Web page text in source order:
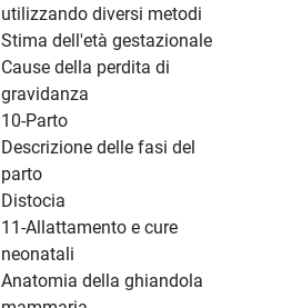
utilizzando diversi metodi
Stima dell'età gestazionale
Cause della perdita di
gravidanza
10-Parto
Descrizione delle fasi del
parto
Distocia
11-Allattamento e cure
neonatali
Anatomia della ghiandola